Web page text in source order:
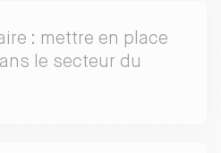
: mettre en place
le secteur du